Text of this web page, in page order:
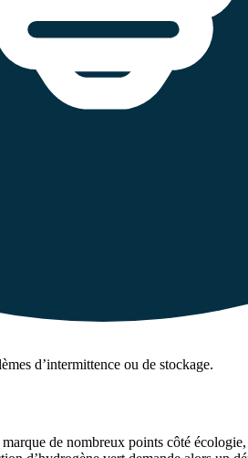
d’intermittence ou de stockage.
de nombreux points côté